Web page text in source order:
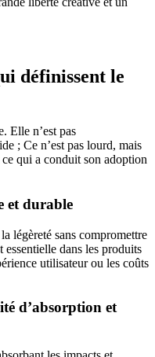
définissent le
Elle n’est pas
; Ce n’est pas lourd, mais
qui a conduit son adoption
et durable
légèreté sans compromettre
dans les produits
utilisateur ou les coûts
d’absorption et